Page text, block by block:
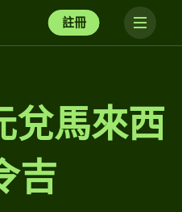
註冊
兌馬來西
吉